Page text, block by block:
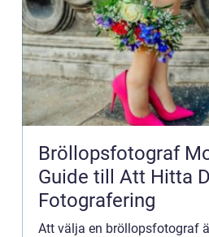
Bröllopsfotograf
Guide till Att Hitta
Fotografering
Att välja en bröllopsfotograf